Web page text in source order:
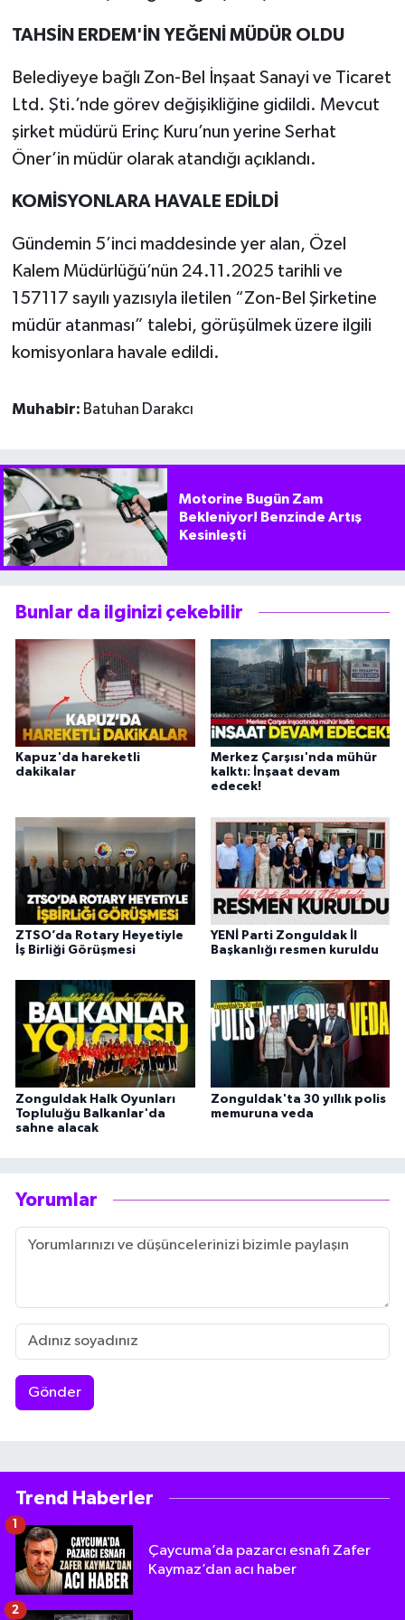
TAHSİN ERDEM'İN YEĞENİ MÜDÜR OLDU
Belediyeye bağlı Zon-Bel İnşaat Sanayi ve Ticaret
Ltd. Şti.’nde görev değişikliğine gidildi. Mevcut
şirket müdürü Erinç Kuru’nun yerine Serhat
Öner’in müdür olarak atandığı açıklandı.
KOMİSYONLARA HAVALE EDİLDİ
Gündemin 5’inci maddesinde yer alan, Özel
Kalem Müdürlüğü’nün 24.11.2025 tarihli ve
157117 sayılı yazısıyla iletilen “Zon-Bel Şirketine
müdür atanması” talebi, görüşülmek üzere ilgili
komisyonlara havale edildi.
Muhabir: Batuhan Darakcı
Motorine Bugün Zam
Bekleniyor! Benzinde Artış
Kesinleşti
Bunlar da ilginizi çekebilir
Kapuz'da hareketli
dakikalar
Merkez Çarşısı'nda mühür
kalktı: İnşaat devam
edecek!
ZTSO’da Rotary Heyetiyle
İş Birliği Görüşmesi
YENİ Parti Zonguldak İl
Başkanlığı resmen kuruldu
Zonguldak Halk Oyunları
Topluluğu Balkanlar'da
sahne alacak
Zonguldak'ta 30 yıllık polis
memuruna veda
Yorumlar
Gönder
Trend Haberler
Çaycuma’da pazarcı esnafı Zafer
Kaymaz’dan acı haber
2